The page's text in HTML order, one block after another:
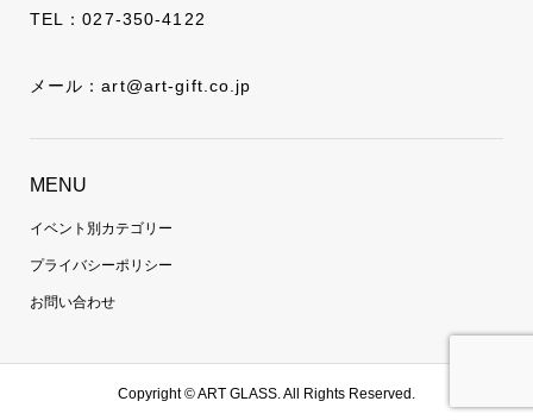
TEL：027-350-4122
メール：art@art-gift.co.jp
MENU
イベント別カテゴリー
プライバシーポリシー
お問い合わせ
Copyright ©ART GLASS. All Rights Reserved.